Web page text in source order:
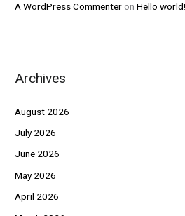
A WordPress Commenter onHello world!
Archives
August 2026
July 2026
June 2026
May 2026
April 2026